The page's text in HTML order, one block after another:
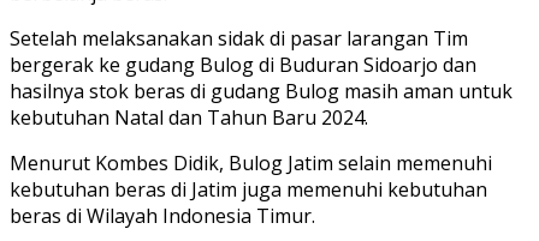
Setelah melaksanakan sidak di pasar larangan Tim
bergerak ke gudang Bulog di Buduran Sidoarjo dan
hasilnya stok beras di gudang Bulog masih aman untuk
kebutuhan Natal dan Tahun Baru 2024.
Menurut Kombes Didik, Bulog Jatim selain memenuhi
kebutuhan beras di Jatim juga memenuhi kebutuhan
beras di Wilayah Indonesia Timur.